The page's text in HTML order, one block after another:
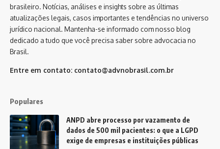
brasileiro. Notícias, análises e insights sobre as últimas
atualizações legais, casos importantes e tendências no universo
jurídico nacional. Mantenha-se informado com nosso blog
dedicado a tudo que você precisa saber sobre advocacia no
Brasil.
Entre em contato: contato@advnobrasil.com.br
Populares
ANPD abre processo por vazamento de
dados de 500 mil pacientes: o que a LGPD
exige de empresas e instituições públicas